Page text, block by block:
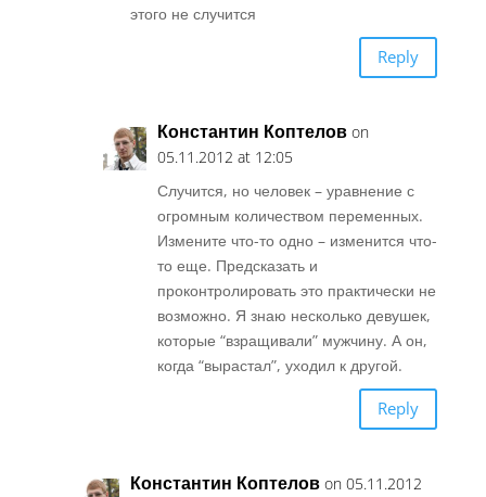
этого не случится
Reply
Константин Коптелов on
05.11.2012 at 12:05
Случится, но человек – уравнение с
огромным количеством переменных.
Измените что-то одно – изменится что-
то еще. Предсказать и
проконтролировать это практически не
возможно. Я знаю несколько девушек,
которые “взращивали” мужчину. А он,
когда “вырастал”, уходил к другой.
Reply
Константин Коптелов on 05.11.2012